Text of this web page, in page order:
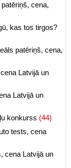
cena,
kas tos tirgos?
patēriņš, cena,
Latvijā un
Latvijā un
konkurss (44)
tests, cena
cena Latvijā un